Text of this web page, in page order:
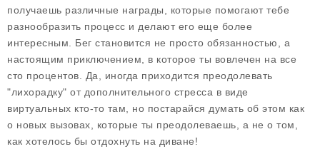
получаешь различные награды, которые помогают тебе
разнообразить процесс и делают его еще более
интересным. Бег становится не просто обязанностью, а
настоящим приключением, в которое ты вовлечен на все
сто процентов. Да, иногда приходится преодолевать
"лихорадку" от дополнительного стресса в виде
виртуальных кто-то там, но постарайся думать об этом как
о новых вызовах, которые ты преодолеваешь, а не о том,
как хотелось бы отдохнуть на диване!